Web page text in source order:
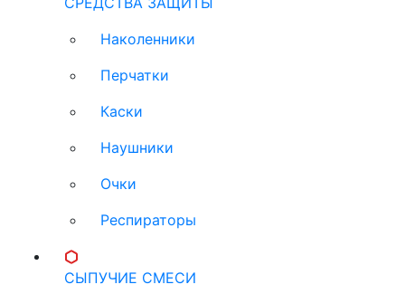
Наколенники
Перчатки
Каски
Наушники
Очки
Респираторы
СЫПУЧИЕ СМЕСИ